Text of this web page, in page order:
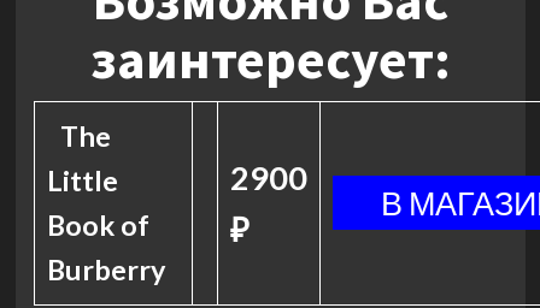
заинтересует:
The
Little
Book of
Burberry
2900
₽